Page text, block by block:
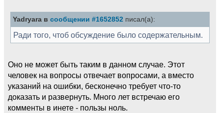
Yadryara в сообщении #1652852 писал(а):
Ради того, чтоб обсуждение было содержательным.
Оно не может быть таким в данном случае. Этот
человек на вопросы отвечает вопросами, а вместо
указаний на ошибки, бесконечно требует что-то
доказать и развернуть. Много лет встречаю его
комменты в инете - пользы ноль.